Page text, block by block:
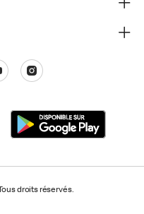
droits réservés.